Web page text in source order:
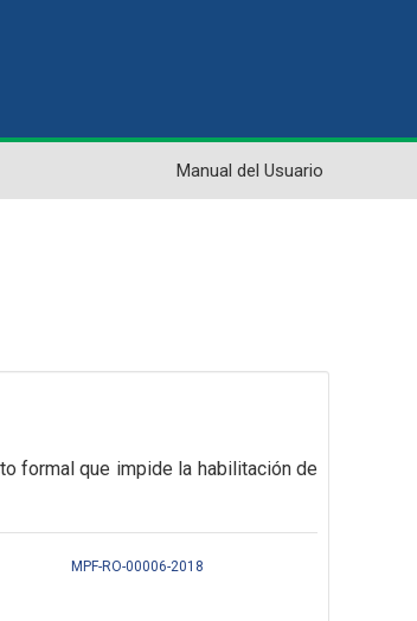
Manual del Usuario
formal que impide la habilitación de
MPF-RO-00006-2018